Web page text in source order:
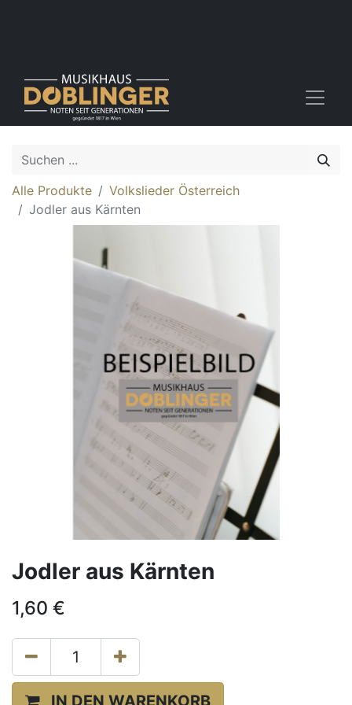
Alle Produkte
Volkslieder Österreich
Jodler aus Kärnten
Jodler aus Kärnten
1,60 €
IN DEN WARENKORB